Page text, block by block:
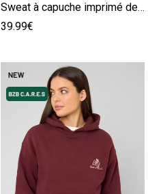
Sweat à capuche imprimé devant / dos
39.99€